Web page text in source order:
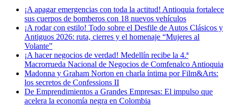
¡A apagar emergencias con toda la actitud! Antioquia fortalece
sus cuerpos de bomberos con 18 nuevos vehículos
¡A rodar con estilo! Todo sobre el Desfile de Autos Clásicos y
Antiguos 2026: ruta, cierres y el homenaje “Mujeres al
Volante”
¡A hacer negocios de verdad! Medellín recibe la 4.ª
Macrorrueda Nacional de Negocios de Comfenalco Antioquia
Madonna y Graham Norton en charla íntima por Film&Arts:
los secretos de Confessions II
De Emprendimientos a Grandes Empresas: El impulso que
acelera la economía negra en Colombia